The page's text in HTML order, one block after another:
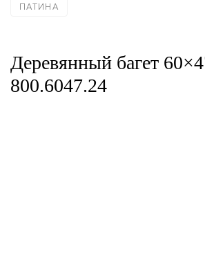
ПАТИНА
Деревянный багет
800.6047.24